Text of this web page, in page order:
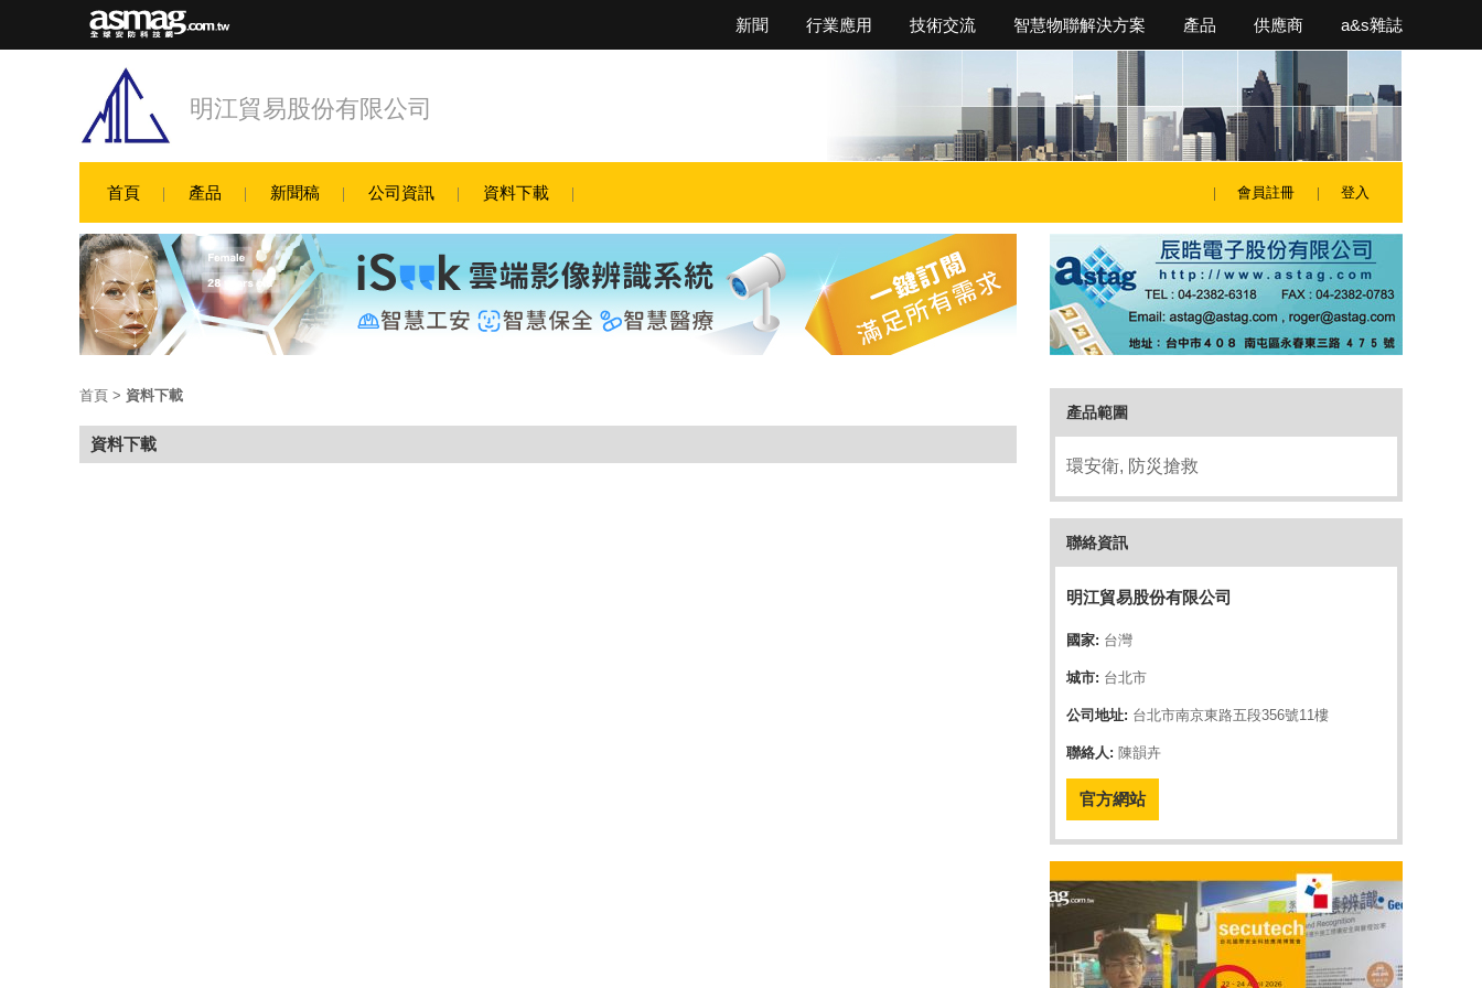
新聞 行業應用 技術交流 智慧物聯解決方案 產品 供應商 a&s雜誌
明江貿易股份有限公司
首頁 產品 新聞稿 公司資訊 資料下載 會員註冊 登入
產品範圍
環安衛, 防災搶救
聯絡資訊
明江貿易股份有限公司
國家: 台灣
城市: 台北市
公司地址: 台北市南京東路五段356號11樓
聯絡人: 陳韻卉
官方網站
首頁 > 資料下載
資料下載